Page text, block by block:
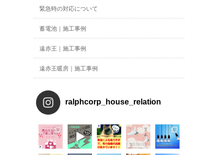
緊急時の対応について
蓄電池｜施工事例
遠赤王｜施工事例
遠赤王暖房｜施工事例
ralphcorp_house_relation